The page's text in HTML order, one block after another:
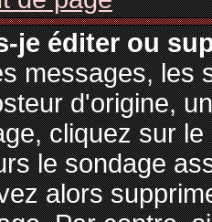
je éditer ou
messages, les
d'origine,
cliquez sur
le sondage
alors